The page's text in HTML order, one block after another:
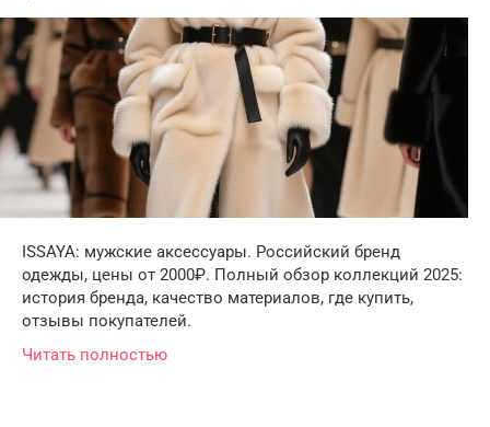
ISSAYA: мужские аксессуары. Российский бренд
одежды, цены от 2000₽. Полный обзор коллекций 2025:
история бренда, качество материалов, где купить,
отзывы покупателей.
Читать полностью